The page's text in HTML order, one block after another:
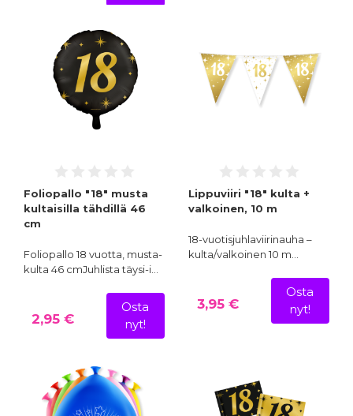
Foliopallo "18" musta
kultaisilla tähdillä 46
cm
Foliopallo 18 vuotta, musta-
kulta 46 cmJuhlista täysi-i…
2,95 €
Osta
nyt!
Lippuviiri "18" kulta +
valkoinen, 10 m
18-vuotisjuhlaviirinauha –
kulta/valkoinen 10 m…
3,95 €
Osta
nyt!